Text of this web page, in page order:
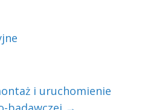
i uruchomienie